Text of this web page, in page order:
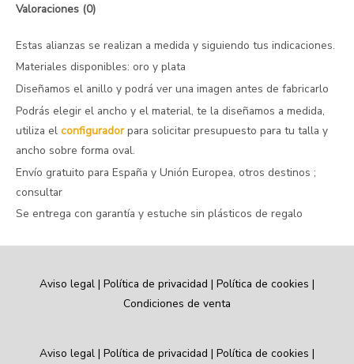
Valoraciones (0)
Estas alianzas se realizan a medida y siguiendo tus indicaciones.
Materiales disponibles: oro y plata
Diseñamos el anillo y podrá ver una imagen antes de fabricarlo
Podrás elegir el ancho y el material, te la diseñamos a medida,
utiliza el configuradorpara solicitar presupuesto para tu talla y
ancho sobre forma oval.
Envío gratuito para España y Unión Europea, otros destinos ;
consultar
Se entrega con garantía y estuche sin plásticos de regalo
Aviso legal | Política de privacidad | Política de cookies |
Condiciones de venta
Aviso legal | Política de privacidad | Política de cookies |